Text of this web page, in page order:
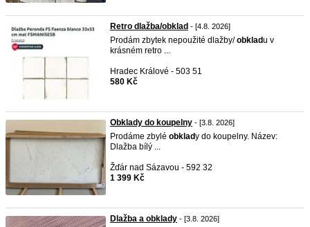
Retro dlažba/obklad - [4.8. 2026]
Prodám zbytek nepoužité dlažby/obkladu v
krásném retro ...
Hradec Králové - 503 51
580 Kč
Obklady do koupelny - [3.8. 2026]
Prodáme zbylé obklady do koupelny. Název:
Dlažba bílý ...
Žďár nad Sázavou - 592 32
1 399 Kč
Dlažba a obklady - [3.8. 2026]